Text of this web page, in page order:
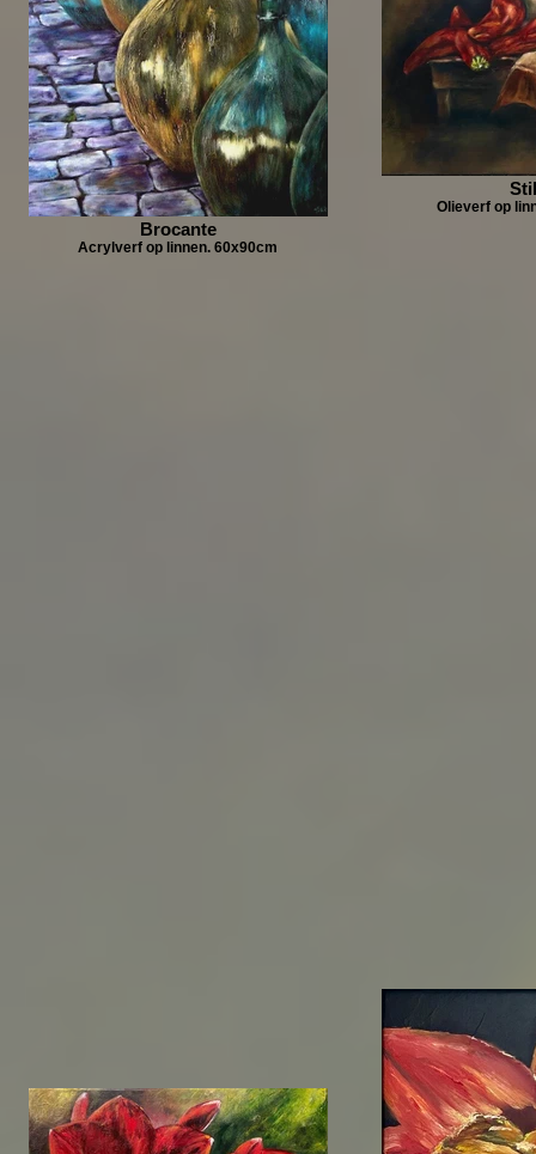
Brocante
Acrylverf op linnen. 60x90cm
Olieverf op